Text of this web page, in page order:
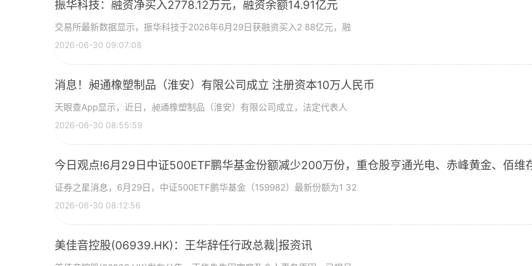
振华科技：融资净买入2778.12万元，融资余额14.91亿元
交易所最新数据显示，振华科技于2026年6月29日获融资买入2 88亿元，融
2026-06-30 09:07:08
消息！昶通橡塑制品（淮安）有限公司成立 注册资本10万人民币
天眼查App显示，近日，昶通橡塑制品（淮安）有限公司成立，法定代表人
2026-06-30 08:55:59
今日观点!6月29日中证500ETF鹏华基金份额减少200万份，重仓股亨通光电、赤峰黄金、佰维
证券之星消息，6月29日，中证500ETF鹏华基金（159982）最新份额为1 32
2026-06-30 08:12:56
美佳音控股(06939.HK)：王华辞任行政总裁|报资讯